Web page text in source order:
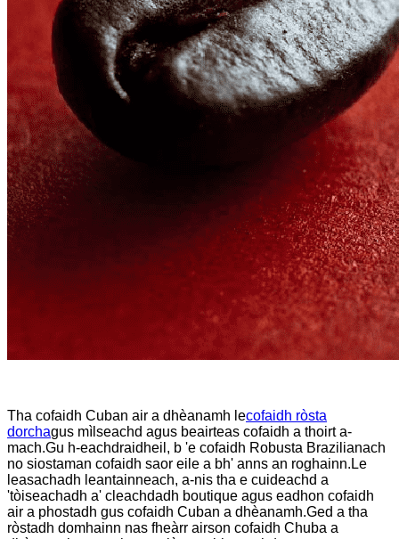
Tha cofaidh Cuban air a dhèanamh lecofaidh ròsta
dorchagus mìlseachd agus beairteas cofaidh a thoirt a-
mach.Gu h-eachdraidheil, b 'e cofaidh Robusta Brazilianach
no siostaman cofaidh saor eile a bh' anns an roghainn.Le
leasachadh leantainneach, a-nis tha e cuideachd a
'tòiseachadh a' cleachdadh boutique agus eadhon cofaidh
air a phostadh gus cofaidh Cuban a dhèanamh.Ged a tha
ròstadh domhainn nas fheàrr airson cofaidh Chuba a